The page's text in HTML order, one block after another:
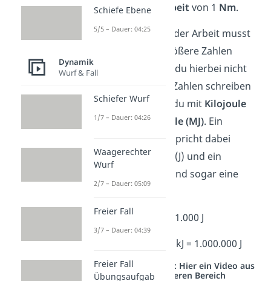
mechanische Arbeit von 1 Nm.
Beim Berechnen der Arbeit musst
du manchmal größere Zahlen
benutzen. Damit du hierbei nicht
immer so große Zahlen schreiben
musst, rechnest du mit Kilojoule
(kJ) undMegajoule (MJ). Ein
Kilojoule (kJ) entspricht dabei
Eintausend Joule (J) und ein
Megajoule (MJ) sind sogar eine
Million Joule (J).
1 kJ = 1.000 J
1 MJ = 1.000 kJ = 1.000.000 J
Studyflix vernetzt: Hier ein Video aus
einem anderen Bereich
Schiefe Ebene
5/5 – Dauer: 04:25
Dynamik
Wurf & Fall
Schiefer Wurf
1/7 – Dauer: 04:26
Waagerechter
Wurf
2/7 – Dauer: 05:09
Freier Fall
3/7 – Dauer: 04:39
Freier Fall
Übungsaufgab